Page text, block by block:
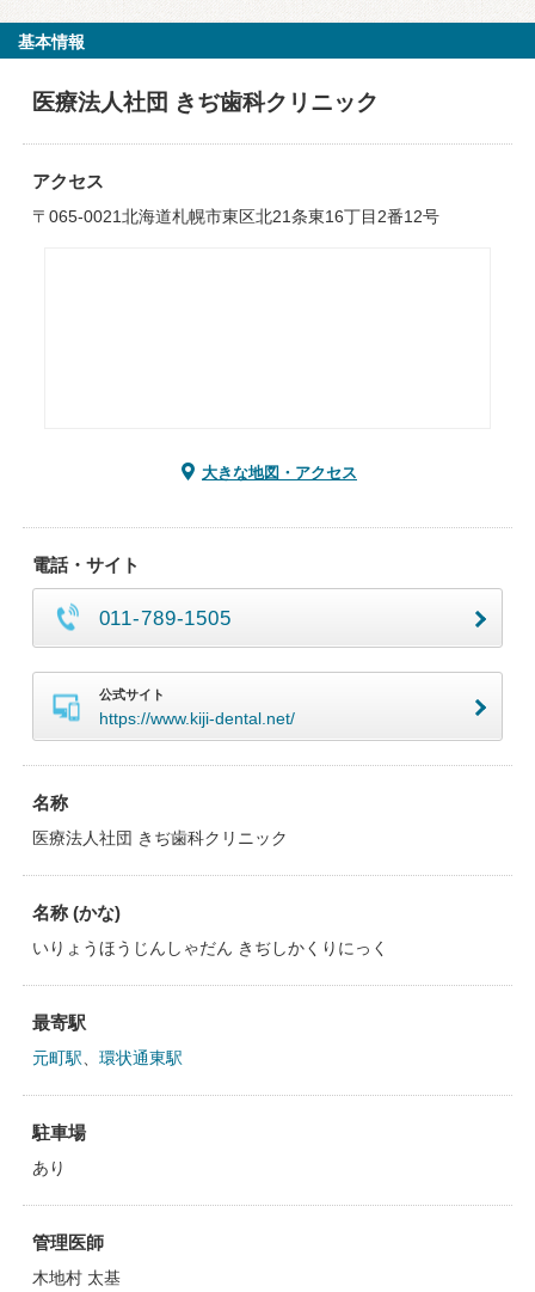
基本情報
医療法人社団 きぢ歯科クリニック
アクセス
〒065-0021北海道札幌市東区北21条東16丁目2番12号
大きな地図・アクセス
電話・サイト
011-789-1505
公式サイト
https://www.kiji-dental.net/
名称
医療法人社団 きぢ歯科クリニック
名称 (かな)
いりょうほうじんしゃだん きぢしかくりにっく
最寄駅
元町駅 環状通東駅
駐車場
あり
管理医師
木地村 太基